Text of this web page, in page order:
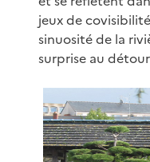
jeux de
sinuosité de la
surprise au